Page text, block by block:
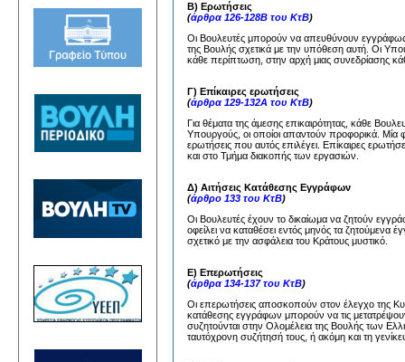
Β) Ερωτήσεις
(άρθρα 126-128Β του ΚτΒ)
Οι Βουλευτές μπορούν να απευθύνουν
της Βουλής σχετικά με την υπόθεση αυτή. Οι
κάθε περίπτωση, στην αρχή μιας συνεδρίασης
Γ) Επίκαιρες ερωτήσεις
(άρθρα 129-132Α του ΚτΒ)
Για θέματα της άμεσης επικαιρότητας, κάθε
Υπουργούς, οι οποίοι απαντούν προφορικά. Μία
ερωτήσεις που αυτός επιλέγει. Επίκαιρες
και στο Τμήμα διακοπής των εργασιών.
Δ) Αιτήσεις Κατάθεσης Εγγράφων
(άρθρο 133 του ΚτΒ)
Οι Βουλευτές έχουν το δικαίωμα να ζητούν
οφείλει να καταθέσει εντός μηνός τα
σχετικό με την ασφάλεια του Κράτους μυστικό.
Ε) Επερωτήσεις
(άρθρα 134-137 του ΚτΒ)
Οι επερωτήσεις αποσκοπούν στον έλεγχο της
κατάθεσης εγγράφων μπορούν να τις
συζητούνται στην Ολομέλεια της Βουλής των
ταυτόχρονη συζήτησή τους, ή ακόμη και τη